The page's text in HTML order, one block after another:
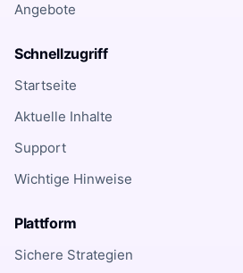
Angebote
Schnellzugriff
Startseite
Aktuelle Inhalte
Support
Wichtige Hinweise
Plattform
Sichere Strategien